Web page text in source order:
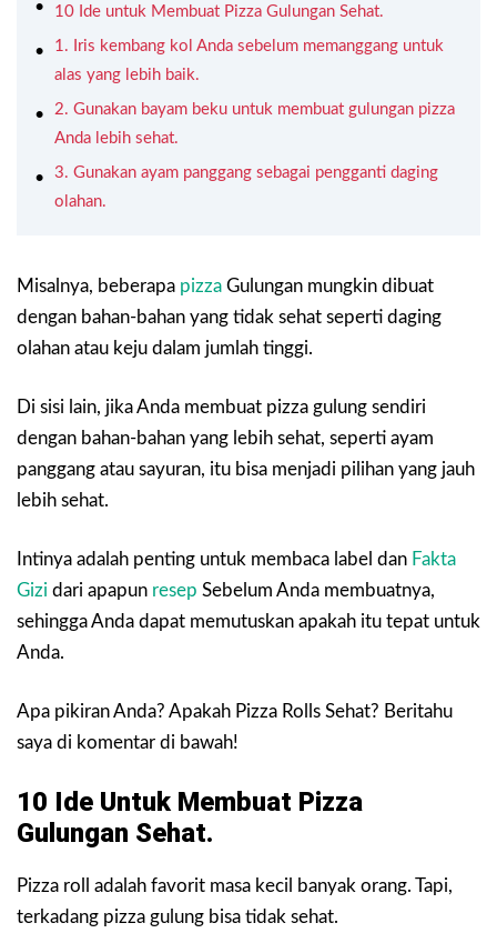
10 Ide untuk Membuat Pizza Gulungan Sehat.
1. Iris kembang kol Anda sebelum memanggang untuk
alas yang lebih baik.
2. Gunakan bayam beku untuk membuat gulungan pizza
Anda lebih sehat.
3. Gunakan ayam panggang sebagai pengganti daging
olahan.
Misalnya, beberapa pizza Gulungan mungkin dibuat
dengan bahan-bahan yang tidak sehat seperti daging
olahan atau keju dalam jumlah tinggi.
Di sisi lain, jika Anda membuat pizza gulung sendiri
dengan bahan-bahan yang lebih sehat, seperti ayam
panggang atau sayuran, itu bisa menjadi pilihan yang jauh
lebih sehat.
Intinya adalah penting untuk membaca label dan Fakta
Gizi dari apapun resep Sebelum Anda membuatnya,
sehingga Anda dapat memutuskan apakah itu tepat untuk
Anda.
Apa pikiran Anda? Apakah Pizza Rolls Sehat? Beritahu
saya di komentar di bawah!
10 Ide Untuk Membuat Pizza
Gulungan Sehat.
Pizza roll adalah favorit masa kecil banyak orang. Tapi,
terkadang pizza gulung bisa tidak sehat.